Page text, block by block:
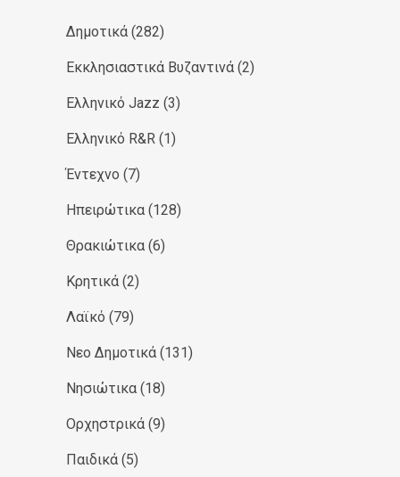
Δημοτικά (282)
Εκκλησιαστικά Βυζαντινά (2)
Ελληνικό Jazz (3)
Ελληνικό R&R (1)
Έντεχνο (7)
Ηπειρώτικα (128)
Θρακιώτικα (6)
Κρητικά (2)
Λαϊκό (79)
Νεο Δημοτικά (131)
Νησιώτικα (18)
Ορχηστρικά (9)
Παιδικά (5)